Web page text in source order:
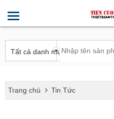
Trang chủ Tin Tức